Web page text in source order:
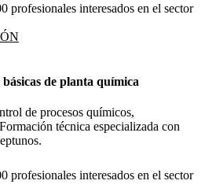
profesionales interesados en el sector
de planta química
de procesos químicos,
técnica especializada con
profesionales interesados en el sector